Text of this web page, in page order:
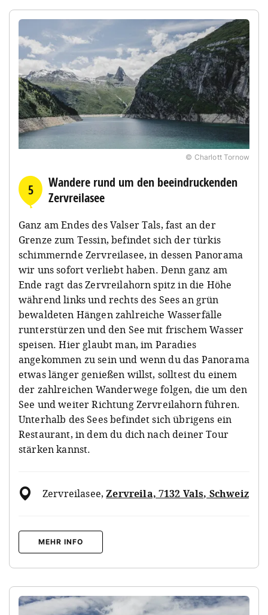
© Charlott Tornow
5
Wandere rund um den beeindruckenden
Zervreilasee
Ganz am Endes des Valser Tals, fast an der
Grenze zum Tessin, befindet sich der türkis
schimmernde Zervreilasee, in dessen Panorama
wir uns sofort verliebt haben. Denn ganz am
Ende ragt das Zervreilahorn spitz in die Höhe
während links und rechts des Sees an grün
bewaldeten Hängen zahlreiche Wasserfälle
runterstürzen und den See mit frischem Wasser
speisen. Hier glaubt man, im Paradies
angekommen zu sein und wenn du das Panorama
etwas länger genießen willst, solltest du einem
der zahlreichen Wanderwege folgen, die um den
See und weiter Richtung Zervreilahorn führen.
Unterhalb des Sees befindet sich übrigens ein
Restaurant, in dem du dich nach deiner Tour
stärken kannst.
Zervreilasee,Zervreila, 7132 Vals, Schweiz
MEHR INFO